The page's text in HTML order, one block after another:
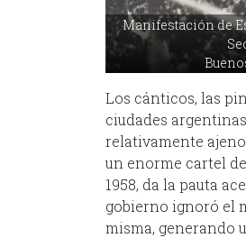
Manifestación de
Los cánticos, las
ciudades
relativamente
un enorme cartel
1958, da la pauta
gobierno ignoró el
misma, generando